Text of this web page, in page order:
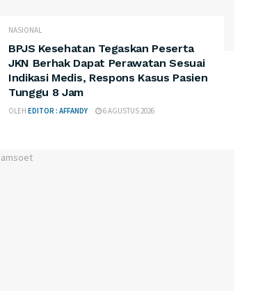
NASIONAL
BPJS Kesehatan Tegaskan Peserta
JKN Berhak Dapat Perawatan Sesuai
Indikasi Medis, Respons Kasus Pasien
Tunggu 8 Jam
OLEH EDITOR : AFFANDY 6 AGUSTUS 2026